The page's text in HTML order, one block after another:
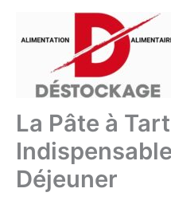
contenu
La Pâte à
Déjeuner